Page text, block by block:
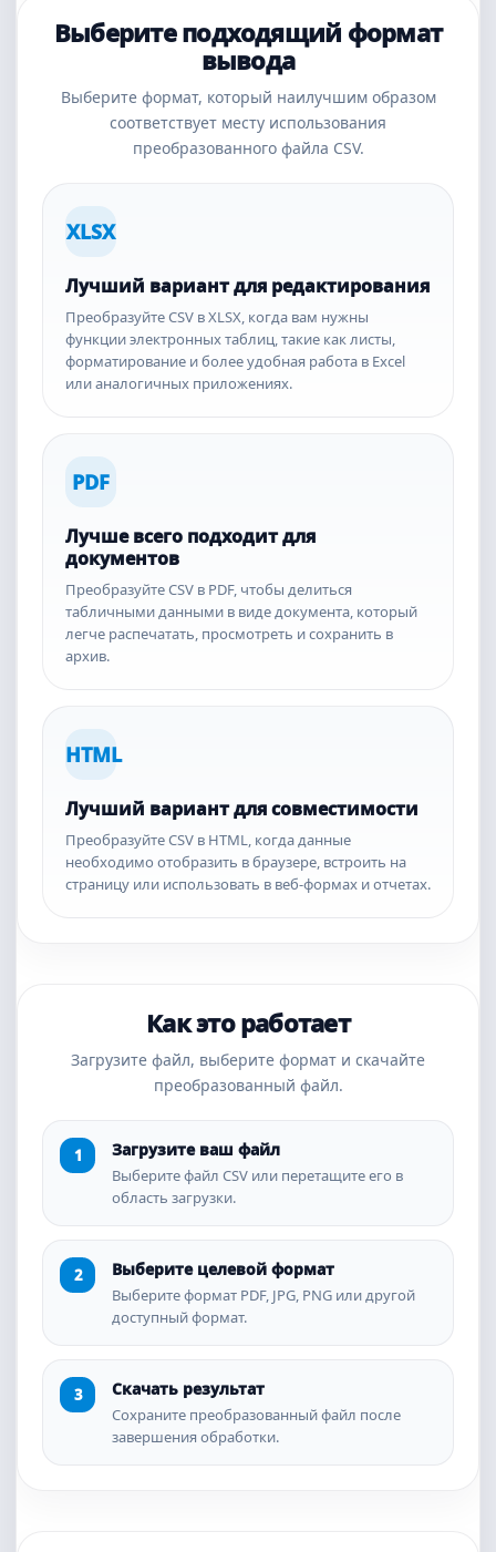
Выберите подходящий формат
вывода
Выберите формат, который наилучшим образом
соответствует месту использования
преобразованного файла CSV.
XLSX
Лучший вариант для редактирования
Преобразуйте CSV в XLSX, когда вам нужны
функции электронных таблиц, такие как листы,
форматирование и более удобная работа в Excel
или аналогичных приложениях.
PDF
Лучше всего подходит для
документов
Преобразуйте CSV в PDF, чтобы делиться
табличными данными в виде документа, который
легче распечатать, просмотреть и сохранить в
архив.
HTML
Лучший вариант для совместимости
Преобразуйте CSV в HTML, когда данные
необходимо отобразить в браузере, встроить на
страницу или использовать в веб-формах и отчетах.
Как это работает
Загрузите файл, выберите формат и скачайте
преобразованный файл.
Загрузите ваш файл
Выберите файл CSV или перетащите его в
область загрузки.
Выберите целевой формат
Выберите формат PDF, JPG, PNG или другой
доступный формат.
Скачать результат
Сохраните преобразованный файл после
завершения обработки.